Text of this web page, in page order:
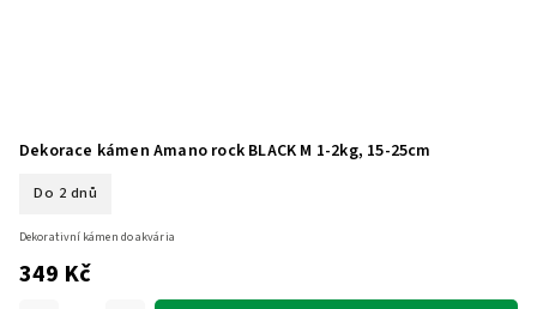
Dekorace kámen Amano rock BLACK M 1-2kg, 15-25cm
Do 2 dnů
349 Kč
Dekorativní kámen do akvária